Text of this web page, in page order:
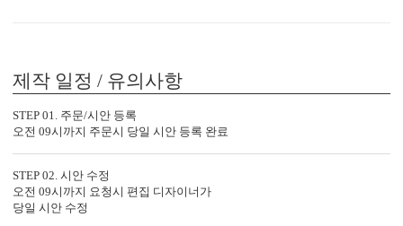
카드 봉투
청첩장 리본 클로버+엽서
제작 일정 / 유의사항
STEP 01. 주문/시안 등록
오전 09시까지 주문시 당일 시안 등록 완료
STEP 02. 시안 수정
오전 09시까지 요청시 편집 디자이너가
당일 시안 수정